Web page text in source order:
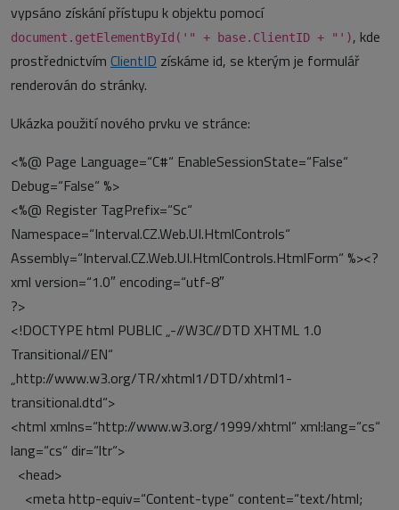
vypsáno získání přístupu k objektu pomocí
document.getElementById('" + base.ClientID + "'), kde
prostřednictvím ClientID získáme id, se kterým je formulář
renderován do stránky.
Ukázka použití nového prvku ve stránce:
<%@ Page Language=“C#“ EnableSessionState=“False“
Debug=“False“ %>
<%@ Register TagPrefix=“Sc“
Namespace=“Interval.CZ.Web.UI.HtmlControls“
Assembly=“Interval.CZ.Web.UI.HtmlControls.HtmlForm“ %><?
xml version=“1.0″ encoding=“utf-8″
?>
<!DOCTYPE html PUBLIC „-//W3C//DTD XHTML 1.0
Transitional//EN“
„http://www.w3.org/TR/xhtml1/DTD/xhtml1-
transitional.dtd“>
<html xmlns=“http://www.w3.org/1999/xhtml“ xml:lang=“cs“
lang=“cs“ dir=“ltr“>
<head>
<meta http-equiv=“Content-type“ content=“text/html;